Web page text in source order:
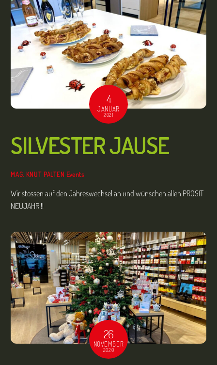
4
JANUAR
2021
SILVESTER JAUSE
MAG. KNUT PALTEN Events
Wir stossen auf den Jahreswechsel an und wünschen allen PROSIT
NEUJAHR !!
26
NOVEMBER
2020